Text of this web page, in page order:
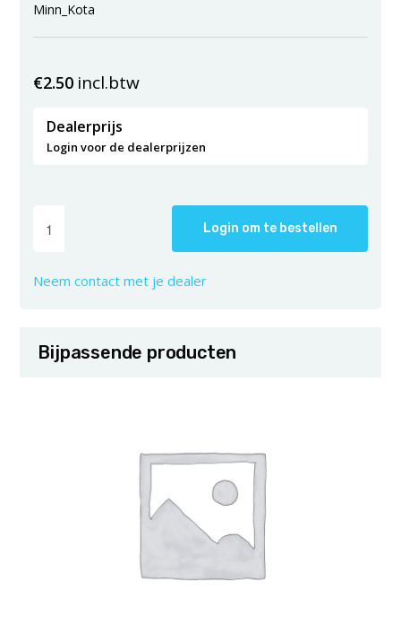
Minn_Kota
€2.50 incl.btw
Dealerprijs
Login voor de dealerprijzen
Login om te bestellen
Neem contact met je dealer
Bijpassende producten